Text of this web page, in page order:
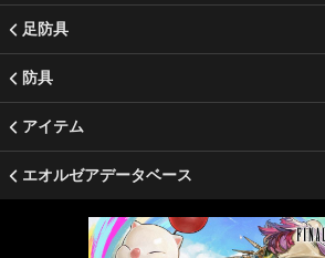
足防具
防具
アイテム
エオルゼアデータベース